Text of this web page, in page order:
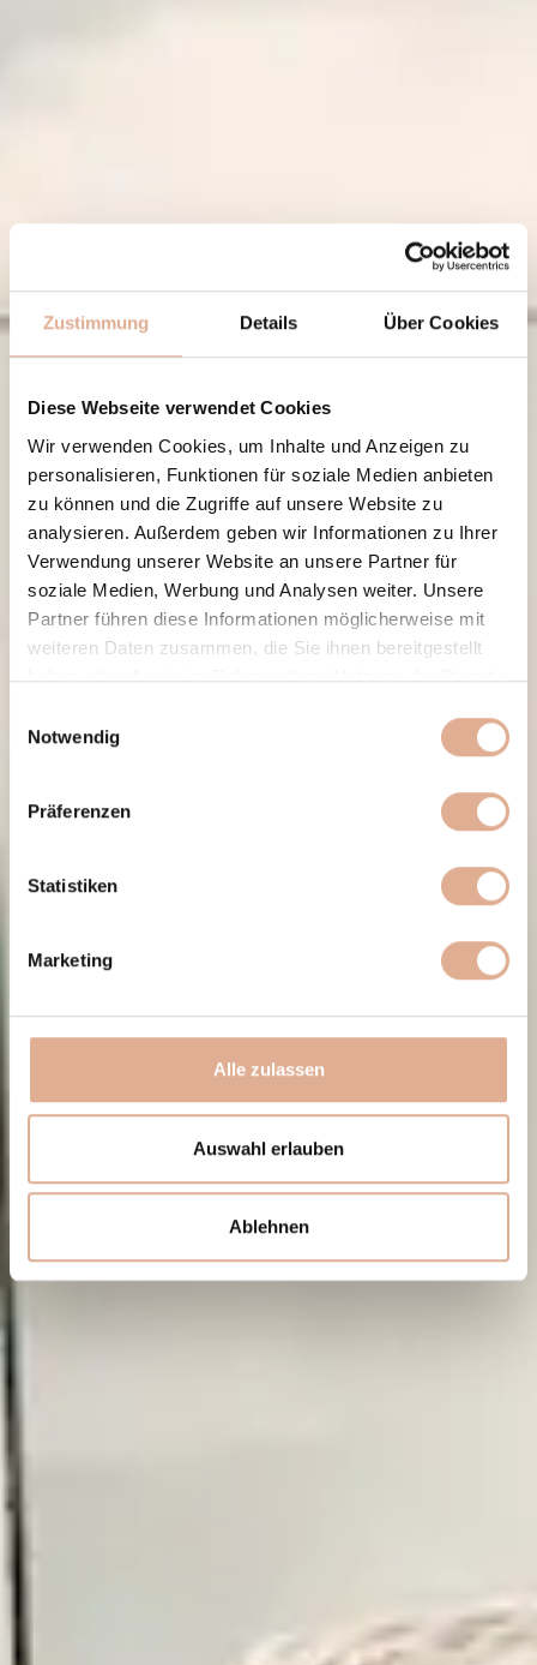
Zustimmung Details Über Cookies
Diese Webseite verwendet Cookies
Wir verwenden Cookies, um Inhalte und Anzeigen zu
personalisieren, Funktionen für soziale Medien anbieten
zu können und die Zugriffe auf unsere Website zu
analysieren. Außerdem geben wir Informationen zu Ihrer
Verwendung unserer Website an unsere Partner für
soziale Medien, Werbung und Analysen weiter. Unsere
Partner führen diese Informationen möglicherweise mit
weiteren Daten zusammen, die Sie ihnen bereitgestellt
haben oder die sie im Rahmen Ihrer Nutzung der Dienste
Notwendig
Präferenzen
Statistiken
Marketing
Alle zulassen
Auswahl erlauben
Ablehnen